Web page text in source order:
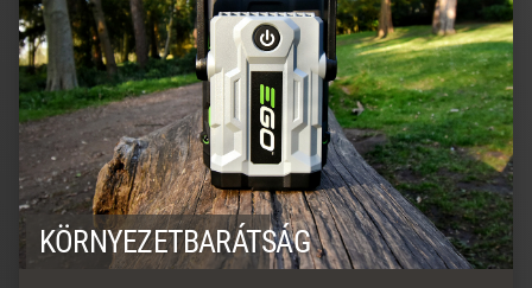
KÖRNYEZETBARÁTSÁG